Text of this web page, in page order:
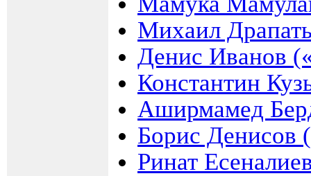
Михаил
Денис Иванов
Константин
Аширмамед
Борис Денисов
Ринат